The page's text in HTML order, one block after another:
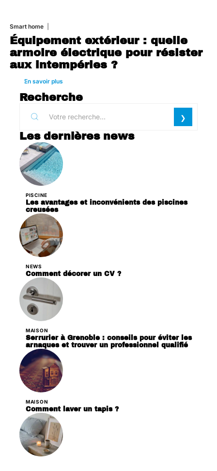
Smart home
Équipement extérieur : quelle
armoire électrique pour résister
aux intempéries ?
En savoir plus
Recherche
Les dernières news
PISCINE
Les avantages et inconvénients des piscines
creusées
NEWS
Comment décorer un CV ?
MAISON
Serrurier à Grenoble : conseils pour éviter les
arnaques et trouver un professionnel qualifié
MAISON
Comment laver un tapis ?